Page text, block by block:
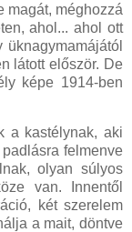
magát, méghozzá
ahol... ahol ott
látott először. De
képe 1914-ben
a kastélynak, aki
felmenve
olyan súlyos
van. Innentől
két szerelem
a mait, döntve